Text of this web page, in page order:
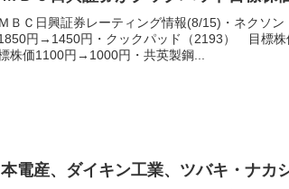
ＢＣ日興証券レーティング情報(8/15)・ネク
円→1450円・クックパッド（2193） 目標
株価1100円→1000円・共英製鋼...
本電産、ダイキン工業、ツバキ・ナカ